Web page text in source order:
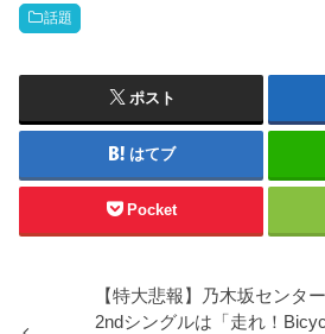
話題
ポスト
はてブ
Pocket
【特大悲報】乃木坂センタ
2ndシングルは「走れ！